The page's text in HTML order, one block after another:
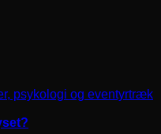
psykologi og eventyrtræk